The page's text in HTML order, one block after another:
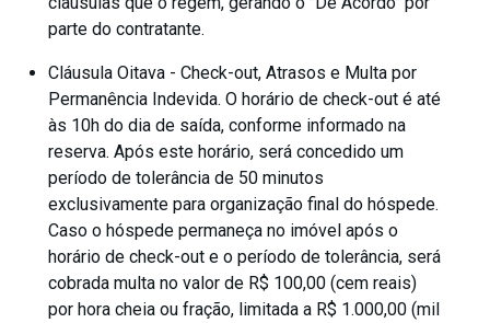
parte do contratante.
Cláusula Oitava - Check-out, Atrasos e Multa por
Permanência Indevida. O horário de check-out é até
às 10h do dia de saída, conforme informado na
reserva. Após este horário, será concedido um
período de tolerância de 50 minutos
exclusivamente para organização final do hóspede.
Caso o hóspede permaneça no imóvel após o
horário de check-out e o período de tolerância, será
cobrada multa no valor de R$ 100,00 (cem reais)
por hora cheia ou fração, limitada a R$ 1.000,00 (mil